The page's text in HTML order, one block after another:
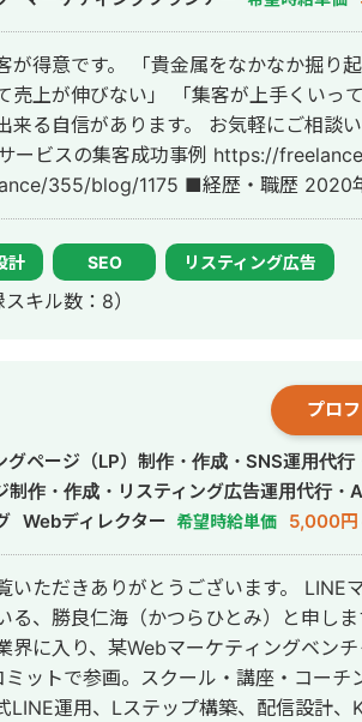
かなか掘り起こせない」 「毎回
売上が伸びない」 「集客が上手くいっ
来る自信があります。 お気軽にご相談
■経歴・職歴 2020年6月〜 Webマー
員7名）にインターンとして参画し、案
告運用・LP制作・YouTubeチャンネル
。 2022年3月 名古屋大学理学部数学
社勤務。人材系クライアントを主に担当
ど、好調な事例が複数あり。 ・
、StockSunサロンの広告運用を担当。
ケティング支援に携わり、Web広告運用
など多数。 #SEO ・インターン先にて自社サ
で担当し、月間アクセス数を約7倍
で1位、「転職エージェント おすすめ」
4,000人、月間商談獲得10〜15件達成
界 ・買取サービス ・不用品回
toBいずれも経験あり ・営業代行 ・
計 SEO リスティング広告
スキル数：8）
プロ
グページ（LP）制作・作成・SNS運用代行
制作・作成・リスティング広告運用代行・
Webディレクター 希望時給単価 5,000円
いただきありがとうございます。 LINE
勝良仁海（かつらひとみ）と申します。 Webマー
界に入り、某Webマーケティングベン
ミットで参画。スクール・講座・コーチ
LINE運用、Lステップ構築、配信設計、